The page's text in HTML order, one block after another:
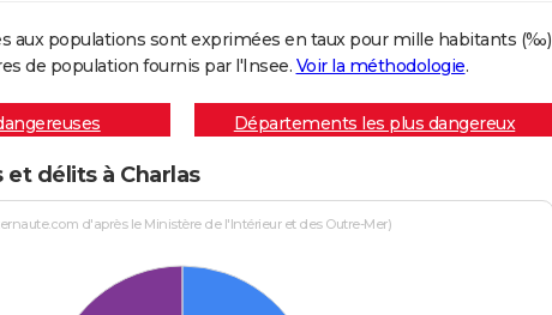
aux populations sont exprimées en taux pour mille habitants (‰)
de population fournis par l'Insee. Voir la méthodologie.
Départements les plus dangereux
délits à Charlas
d'après le Ministère de l'Intérieur et des Outre-Mer)